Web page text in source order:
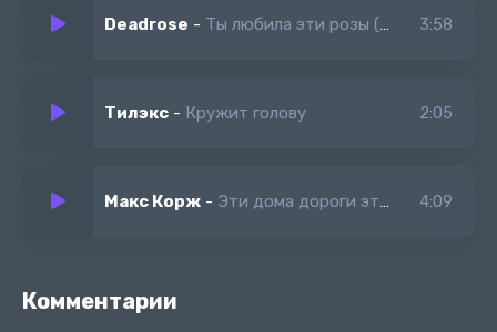
Deadrose - Ты любила эти розы (Remix) 3:58
Тилэкс - Кружит голову 2:05
Макс Корж - Эти дома дороги этот мост 4:09
Комментарии